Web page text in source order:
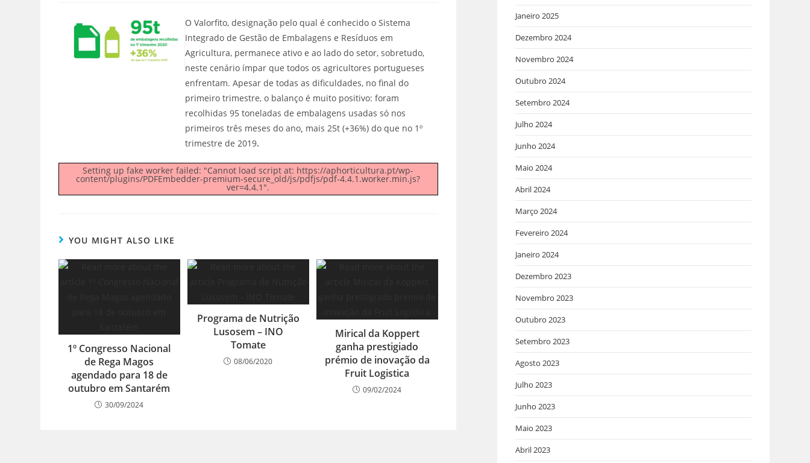
O Valorfito, designação pelo qual é conhecido o Sistema
Integrado de Gestão de Embalagens e Resíduos em
Agricultura, permanece ativo e ao lado do setor, sobretudo,
neste cenário ímpar que todos os agricultores portugueses
enfrentam. Apesar de todas as dificuldades, no final do
primeiro trimestre, o balanço é muito positivo: foram
recolhidas 95 toneladas de embalagens usadas só nos
primeiros três meses do ano, mais 25t (+36%) do que no 1º
trimestre de 2019.
Setting up fake worker failed: "Cannot load script at: https://aphorticultura.pt/wp-
content/plugins/PDFEmbedder-premium-secure_old/js/pdfjs/pdf-4.4.1.worker.min.js?
ver=4.4.1".
YOU MIGHT ALSO LIKE
1º Congresso Nacional
de Rega Magos
agendado para 18 de
outubro em Santarém
30/09/2024
Programa de Nutrição
Lusosem – INO
Tomate
08/06/2020
Mirical da Koppert
ganha prestigiado
prémio de inovação da
Fruit Logistica
09/02/2024
Janeiro 2025
Dezembro 2024
Novembro 2024
Outubro 2024
Setembro 2024
Julho 2024
Junho 2024
Maio 2024
Abril 2024
Março 2024
Fevereiro 2024
Janeiro 2024
Dezembro 2023
Novembro 2023
Outubro 2023
Setembro 2023
Agosto 2023
Julho 2023
Junho 2023
Maio 2023
Abril 2023